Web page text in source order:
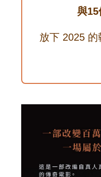
與15
放下 2025